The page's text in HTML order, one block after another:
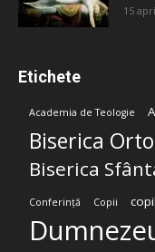
15
Etichete
Academia de Teologie
Biserica
Biserica
Conferință Copii copil